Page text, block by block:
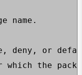
name.
deny, or
which the